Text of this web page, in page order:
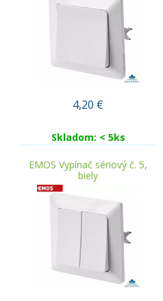
4,20 €
Skladom: < 5ks
EMOS Vypínač sériový č. 5,
biely